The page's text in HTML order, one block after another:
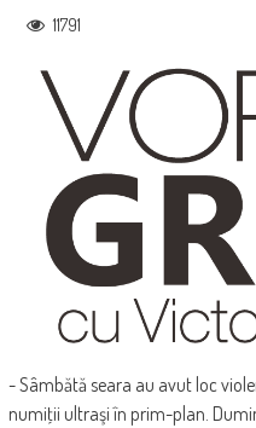
11791
- Sâmbătă seara au avut loc
numiţii ultraşi în prim-plan.